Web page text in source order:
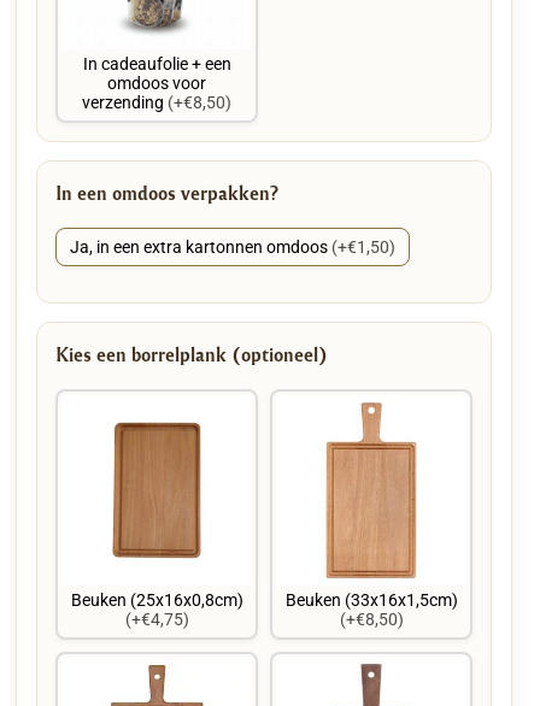
In cadeaufolie + een
omdoos voor
verzending (+€8,50)
In een omdoos verpakken?
Ja, in een extra kartonnen omdoos (+€1,50)
Kies een borrelplank (optioneel)
Beuken (25x16x0,8cm)
(+€4,75)
Beuken (33x16x1,5cm)
(+€8,50)